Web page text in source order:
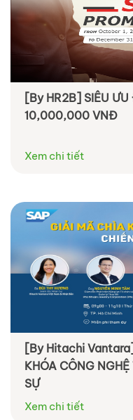
[By HR2B] SIÊU
10,000,000 VNĐ
Xem chi tiết
[By Hitachi
KHÓA CÔNG
SỰ
Xem chi tiết